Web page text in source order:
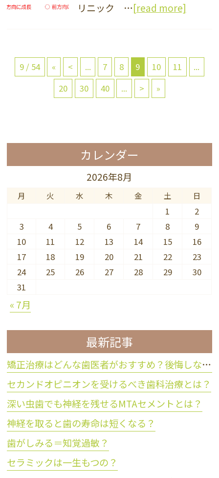
リニック …[read more]
9 / 54 « < ... 7 8 9 10 11
...
20
30 40 ... > »
カレンダー
2026年8月
月 火 水 木 金 土 日
1
2
3
4 5 6 7 8
9
10
11 12 13 14 15
16
17
18 19 20 21 22
23
24
25 26 27 28 29
30
31
« 7月
最新記事
矯正治療はどんな歯医者がおすすめ？後悔しない歯科医院の選び方
セカンドオピニオンを受けるべき歯科治療とは？
深い虫歯でも神経を残せるMTAセメントとは？
神経を取ると歯の寿命は短くなる？
歯がしみる＝知覚過敏？
セラミックは一生もつの？